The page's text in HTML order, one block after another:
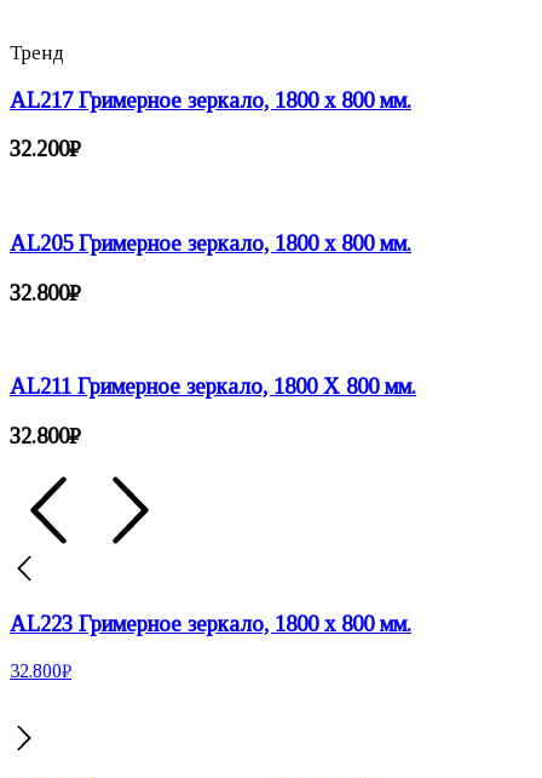
Тренд
AL217 Гримерное зеркало, 1800 х 800 мм.
32.200₽
AL205 Гримерное зеркало, 1800 х 800 мм.
32.800₽
AL211 Гримерное зеркало, 1800 Х 800 мм.
32.800₽
AL223 Гримерное зеркало, 1800 х 800 мм.
32.800₽